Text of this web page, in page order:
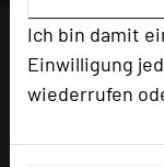
Ich bin damit
Einwilligung
wiederrufen
Über uns
Mission